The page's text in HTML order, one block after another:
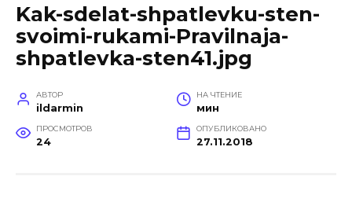
Kak-sdelat-shpatlevku-sten-
svoimi-rukami-Pravilnaja-
shpatlevka-sten41.jpg
АВТОР
ildarmin
НА ЧТЕНИЕ
мин
ПРОСМОТРОВ
24
ОПУБЛИКОВАНО
27.11.2018